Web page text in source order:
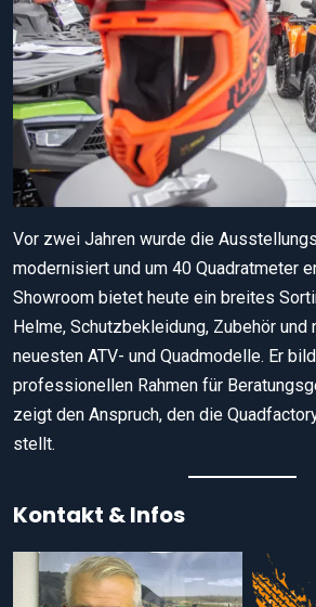
Vor zwei Jahren wurde die
modernisiert und um 40 Quadratmeter
Showroom bietet heute ein breites
Helme, Schutzbekleidung, Zubehör und
neuesten ATV- und Quadmodelle. Er
professionellen Rahmen für
zeigt den Anspruch, den die
stellt.
Kontakt & Infos